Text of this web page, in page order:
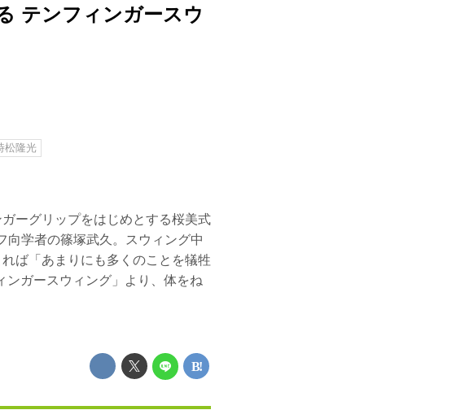
テンフィンガースウ
松隆光
ーグリップをはじめとする桜美式
向学者の篠塚武久。スウィング中
ば「あまりにも多くのことを犠牲
ンガースウィング」より、体をね